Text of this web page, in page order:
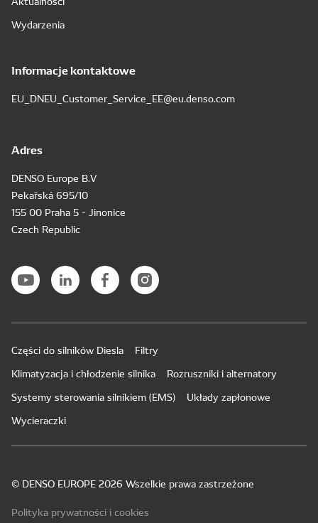
Wydarzenia
Informacje kontaktowe
EU_DNEU_Customer_Service_EE@eu.denso.com
Adres
DENSO Europe B.V
Pekařská 695/10
155 00 Praha 5 - Jinonice
Czech Republic
Części do silników Diesla
Filtry
Klimatyzacja i chłodzenie silnika
Rozruszniki i alternatory
Systemy sterowania silnikiem (EMS)
Układy zapłonowe
Wycieraczki
© DENSO EUROPE 2026 Wszelkie prawa zastrzeżone
Polityka prywatności i cookies